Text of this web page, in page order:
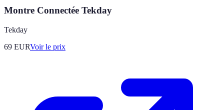
Montre Connectée Tekday
Tekday
69 EURVoir le prix